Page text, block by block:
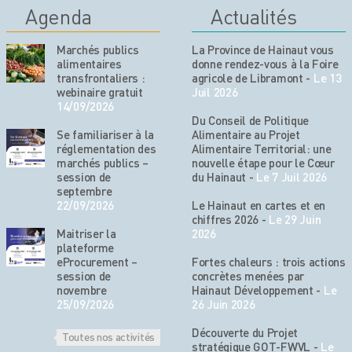
Agenda
Marchés publics
alimentaires
transfrontaliers :
webinaire gratuit
14/09/2026
Se familiariser à la
réglementation des
marchés publics –
session de
septembre
22/09/2026
Maitriser la
plateforme
eProcurement –
session de
novembre
25/09/2026
Toutes nos activités
Actualités
La Province de Hainaut vous
donne rendez-vous à la Foire
agricole de Libramont - Le 13
Juil 2026
Du Conseil de Politique
Alimentaire au Projet
Alimentaire Territorial: une
nouvelle étape pour le Cœur
du Hainaut - Le 7 Juil 2026
Le Hainaut en cartes et en
chiffres 2026 - Le 29 Juin
2026
Fortes chaleurs : trois actions
concrètes menées par
Hainaut Développement - Le
26 Juin 2026
Découverte du Projet
stratégique GOT-FWVL - Le